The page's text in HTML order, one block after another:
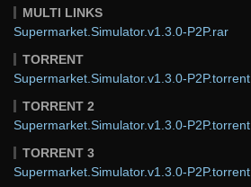
MULTI LINKS
Supermarket.Simulator.v1.3.0-P2P.rar
TORRENT
Supermarket.Simulator.v1.3.0-P2P.torrent
TORRENT 2
Supermarket.Simulator.v1.3.0-P2P.torrent
TORRENT 3
Supermarket.Simulator.v1.3.0-P2P.torrent